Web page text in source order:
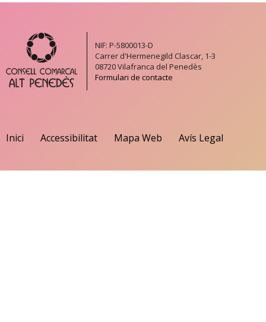
NIF: P-5800013-D
Carrer d'Hermenegild Clascar, 1-3
08720 Vilafranca del Penedès
Formulari de contacte
Inici Accessibilitat Mapa Web Avís Legal